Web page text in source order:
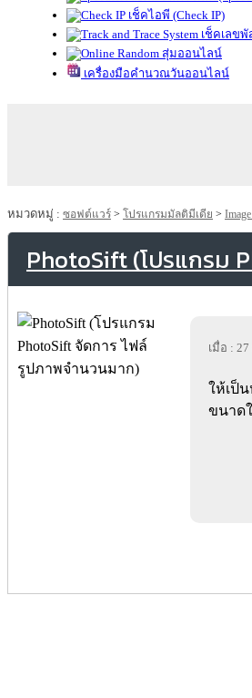
เช็คไอพี (Check IP)
เช็คเลขพั
สุ่มออนไลน์
เครื่องมือคำนวณวันออนไลน์
หมวดหมู่ : ซอฟต์แวร์ > โปรแกรมมัลติมีเดีย >
PhotoSift (โปรแกรม
เมื่อ :
ให้เป็
ขนาด